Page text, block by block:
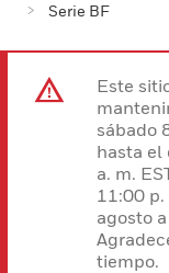
Serie BF
Este
sábado
hasta el
a. m.
11:00 p.
agosto
tiempo.